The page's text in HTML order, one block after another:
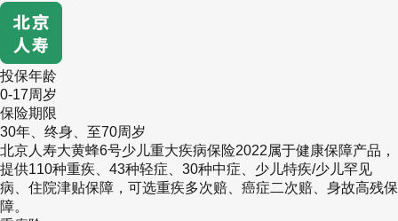
【适用人群】
想要短期保障、给孩子暂时过渡的家长。
如需了解大黄蜂6号少儿重疾险请点击：
号少儿重疾险
如需了解中国人寿重疾险请点击：中国人寿重疾
险
投保年龄
0-17周岁
保险期限
30年、终身、至70周岁
北京人寿大黄蜂6号少儿重大疾病保险2022属于健康保障产品，
提供110种重疾、43种轻症、30种中症、少儿特疾/少儿罕见
病、住院津贴保障，可选重疾多次赔、癌症二次赔、身故高残保
障。